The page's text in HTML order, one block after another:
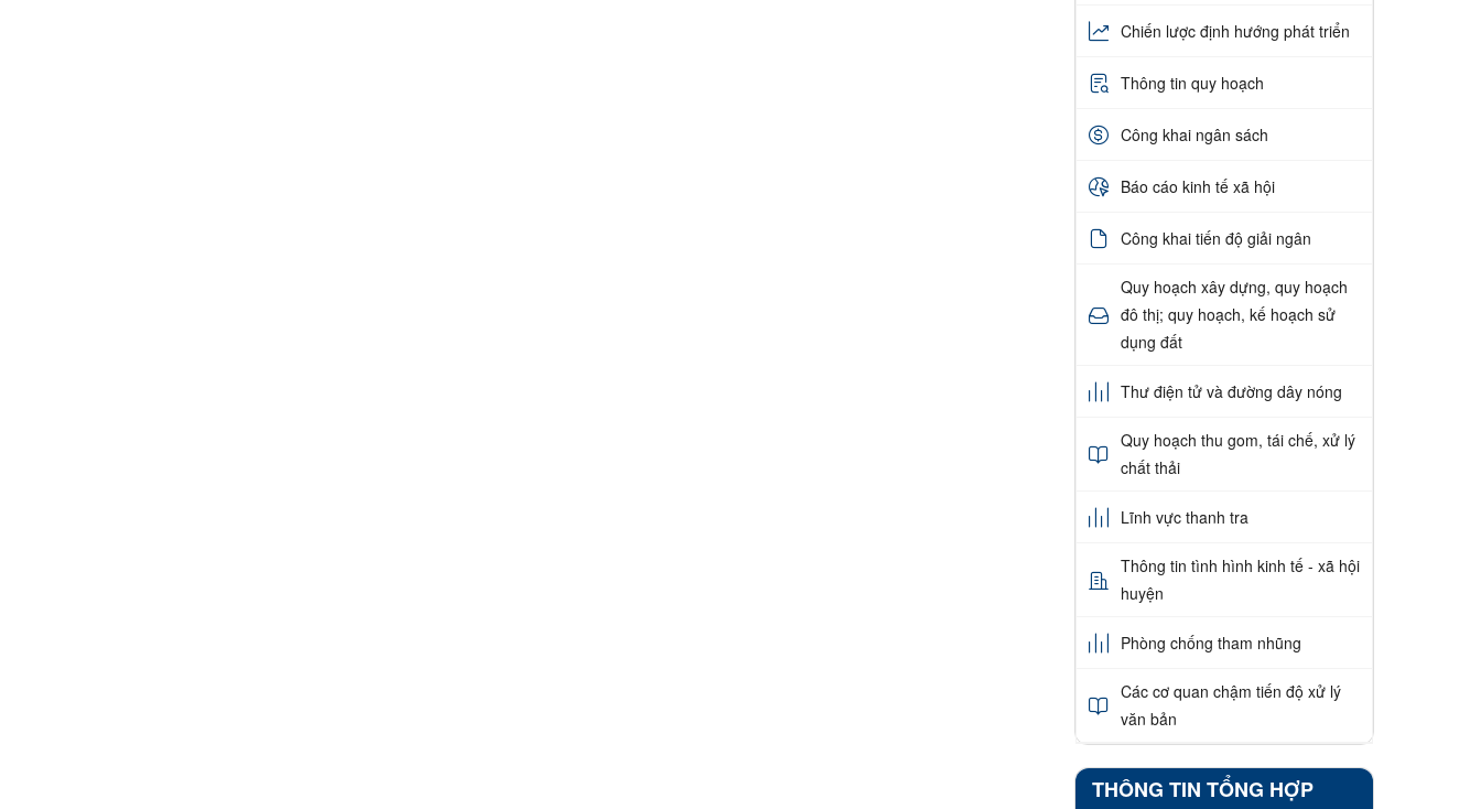
Chiến lược định hướng phát triển
Thông tin quy hoạch
Công khai ngân sách
Báo cáo kinh tế xã hội
Công khai tiến độ giải ngân
Quy hoạch xây dựng, quy hoạch
đô thị; quy hoạch, kế hoạch sử
dụng đất
Thư điện tử và đường dây nóng
Quy hoạch thu gom, tái chế, xử lý
chất thải
Lĩnh vực thanh tra
Thông tin tình hình kinh tế - xã hội
huyện
Phòng chống tham nhũng
Các cơ quan chậm tiến độ xử lý
văn bản
THÔNG TIN TỔNG HỢP